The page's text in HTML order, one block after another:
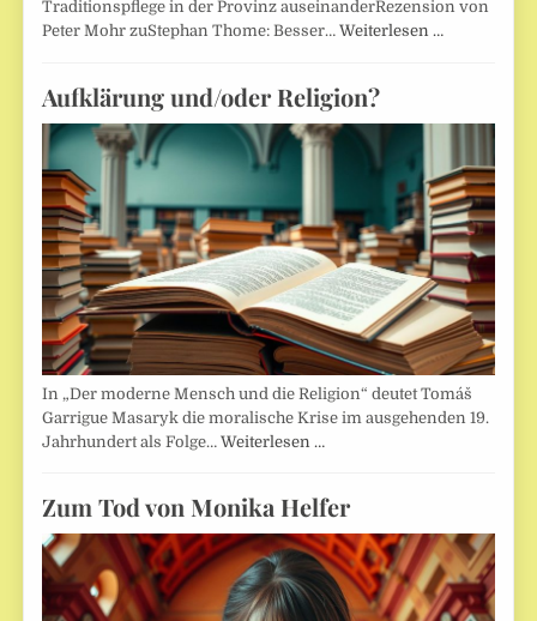
Traditionspflege in der Provinz auseinanderRezension von
Peter Mohr zuStephan Thome: Besser…Weiterlesen …
Aufklärung und/oder Religion?
In „Der moderne Mensch und die Religion“ deutet Tomáš
Garrigue Masaryk die moralische Krise im ausgehenden 19.
Jahrhundert als Folge…Weiterlesen …
Zum Tod von Monika Helfer